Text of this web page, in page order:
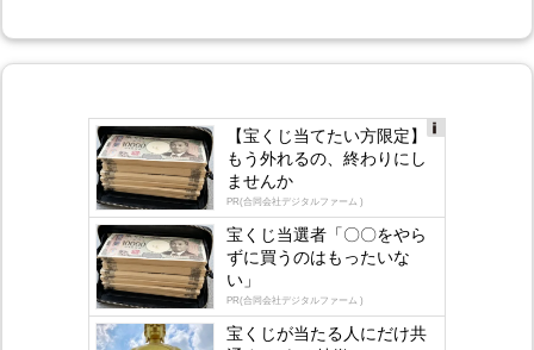
gly
【宝くじ当てたい方限定】
もう外れるの、終わりにし
ませんか
PR(合同会社デジタルファーム )
宝くじ当選者「〇〇をやら
ずに買うのはもったいな
い」
PR(合同会社デジタルファーム )
宝くじが当たる人にだけ共